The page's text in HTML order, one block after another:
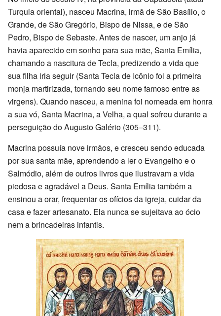
Turquia oriental), nasceu Macrina, irmã de São Basílio, o
Grande, de São Gregório, Bispo de Nissa, e de São
Pedro, Bispo de Sebaste. Antes de nascer, um anjo já
havia aparecido em sonho para sua mãe, Santa Emília,
chamando a nascitura de Tecla, predizendo a vida que
sua filha iria seguir (Santa Tecla de Icônio foi a primeira
monja martirizada, tornando seu nome famoso entre as
virgens). Quando nasceu, a menina foi nomeada em honra
a sua vó, Santa Macrina, a Velha, a qual sofreu durante a
perseguição do Augusto Galério (305–311).
Macrina possuía nove irmãos, e cresceu sendo educada
por sua santa mãe, aprendendo a ler o Evangelho e o
Salmódio, além de outros livros que ilustravam a vida
piedosa e agradável a Deus. Santa Emília também a
ensinou a orar, frequentar os ofícios da igreja, cuidar da
casa e fazer artesanato. Ela nunca se sujeitava ao ócio
nem a brincadeiras infantis.